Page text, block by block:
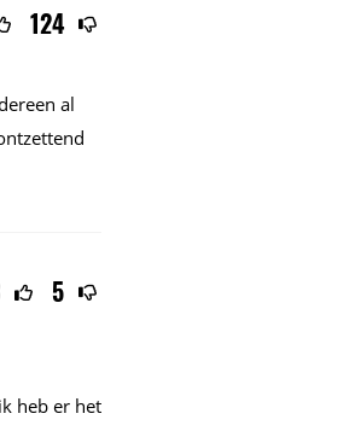
124
al
5
ik heb er het